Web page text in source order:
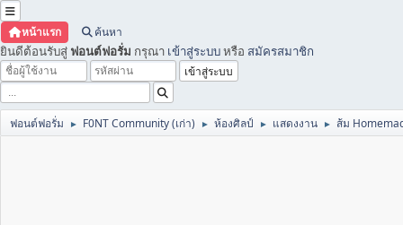
หน้าแรก ค้นหา
ยินดีต้อนรับสู่ ฟอนต์ฟอรั่ม กรุณา เข้าสู่ระบบหรือ สมัครสมาชิก
ฟอนต์ฟอรั่ม ► F0NT Community (เก่า) ► ห้องศิลป์ ► แสดงงาน ► ส้ม